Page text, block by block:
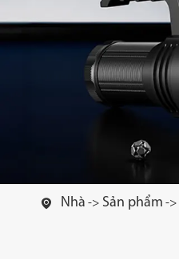
Đèn pin
 Nhà Sản phẩm